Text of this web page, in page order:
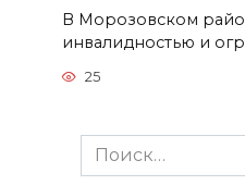
В Морозовском
инвалидностью и
25
Search
for: